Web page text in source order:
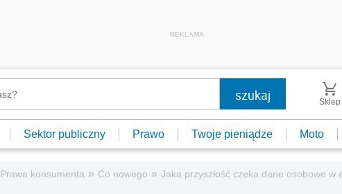
REKLAMA
Sklep
Sektor publiczny Prawo Twoje pieniądze Moto
Prawa konsumenta » Co nowego » Jaka przyszłość czeka dane osobowe w